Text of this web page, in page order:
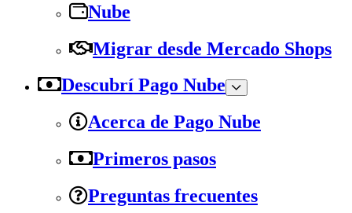
Nube
Migrar desde Mercado Shops
Descubrí Pago Nube
Acerca de Pago Nube
Primeros pasos
Preguntas frecuentes